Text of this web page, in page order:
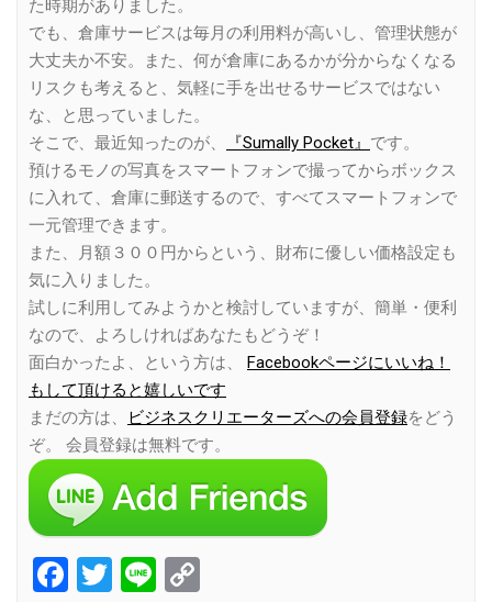
た時期がありました。
でも、倉庫サービスは毎月の利用料が高いし、管理状態が
大丈夫か不安。また、何が倉庫にあるかが分からなくなる
リスクも考えると、気軽に手を出せるサービスではない
な、と思っていました。
そこで、最近知ったのが、
『Sumally Pocket』 です。
預けるモノの写真をスマートフォンで撮ってからボックス
に入れて、倉庫に郵送するので、すべてスマートフォンで
一元管理できます。
また、月額３００円からという、財布に優しい価格設定も
気に入りました。
試しに利用してみようかと検討していますが、簡単・便利
なので、よろしければあなたもどうぞ！
面白かったよ、という方は、 Facebookページにいいね！
もして頂けると嬉しいです
まだの方は、
ビジネスクリエーターズへの会員登録をどう
ぞ。 会員登録は無料です。
Facebook
Twitter
Line